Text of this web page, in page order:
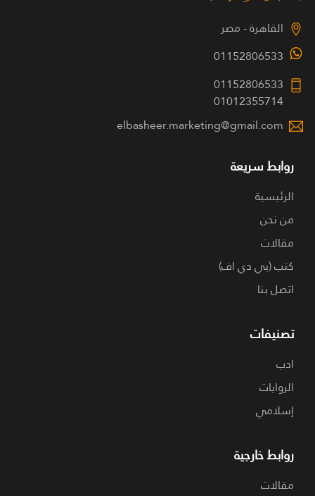
القاهرة - مصر
01152806533
01152806533
01012355714
elbasheer.marketing@gmail.com
روابط سريعة
الرئيسية
من نحن
مقالات
كتب (بي دي اف)
اتصل بنا
تصنيفات
ادب
الروايات
إسلامي
روابط خارجية
مقالات